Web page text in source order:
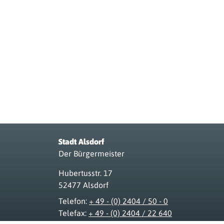
Stadt Alsdorf
Der Bürgermeister
Hubertusstr. 17
52477 Alsdorf
Telefon: + 49 - (0) 2404 / 50 - 0
Telefax: + 49 - (0) 2404 / 22 640